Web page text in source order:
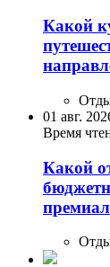
Какой
01 авг.
Время
Какой